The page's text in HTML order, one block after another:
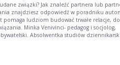
udane związki? Jak znaleźć partnera lub
znajdziesz odpowiedź w poradniku
pomaga ludziom budować trwałe relacje,
i socjolog,
Absolwentka studiów